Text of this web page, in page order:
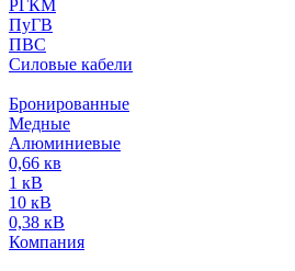
РГКМ
ПуГВ
ПВС
Силовые кабели
Бронированные
Медные
Алюминиевые
0,66 кв
1 кВ
10 кВ
0,38 кВ
Компания